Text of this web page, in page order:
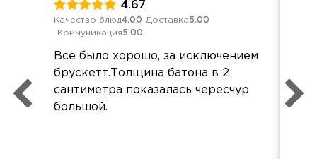
4.67
Качество блюд4.00 Доставка5.00
Коммуникация5.00
Все было хорошо, за исключением
брускетт.Толщина батона в 2
сантиметра показалась чересчур
большой.